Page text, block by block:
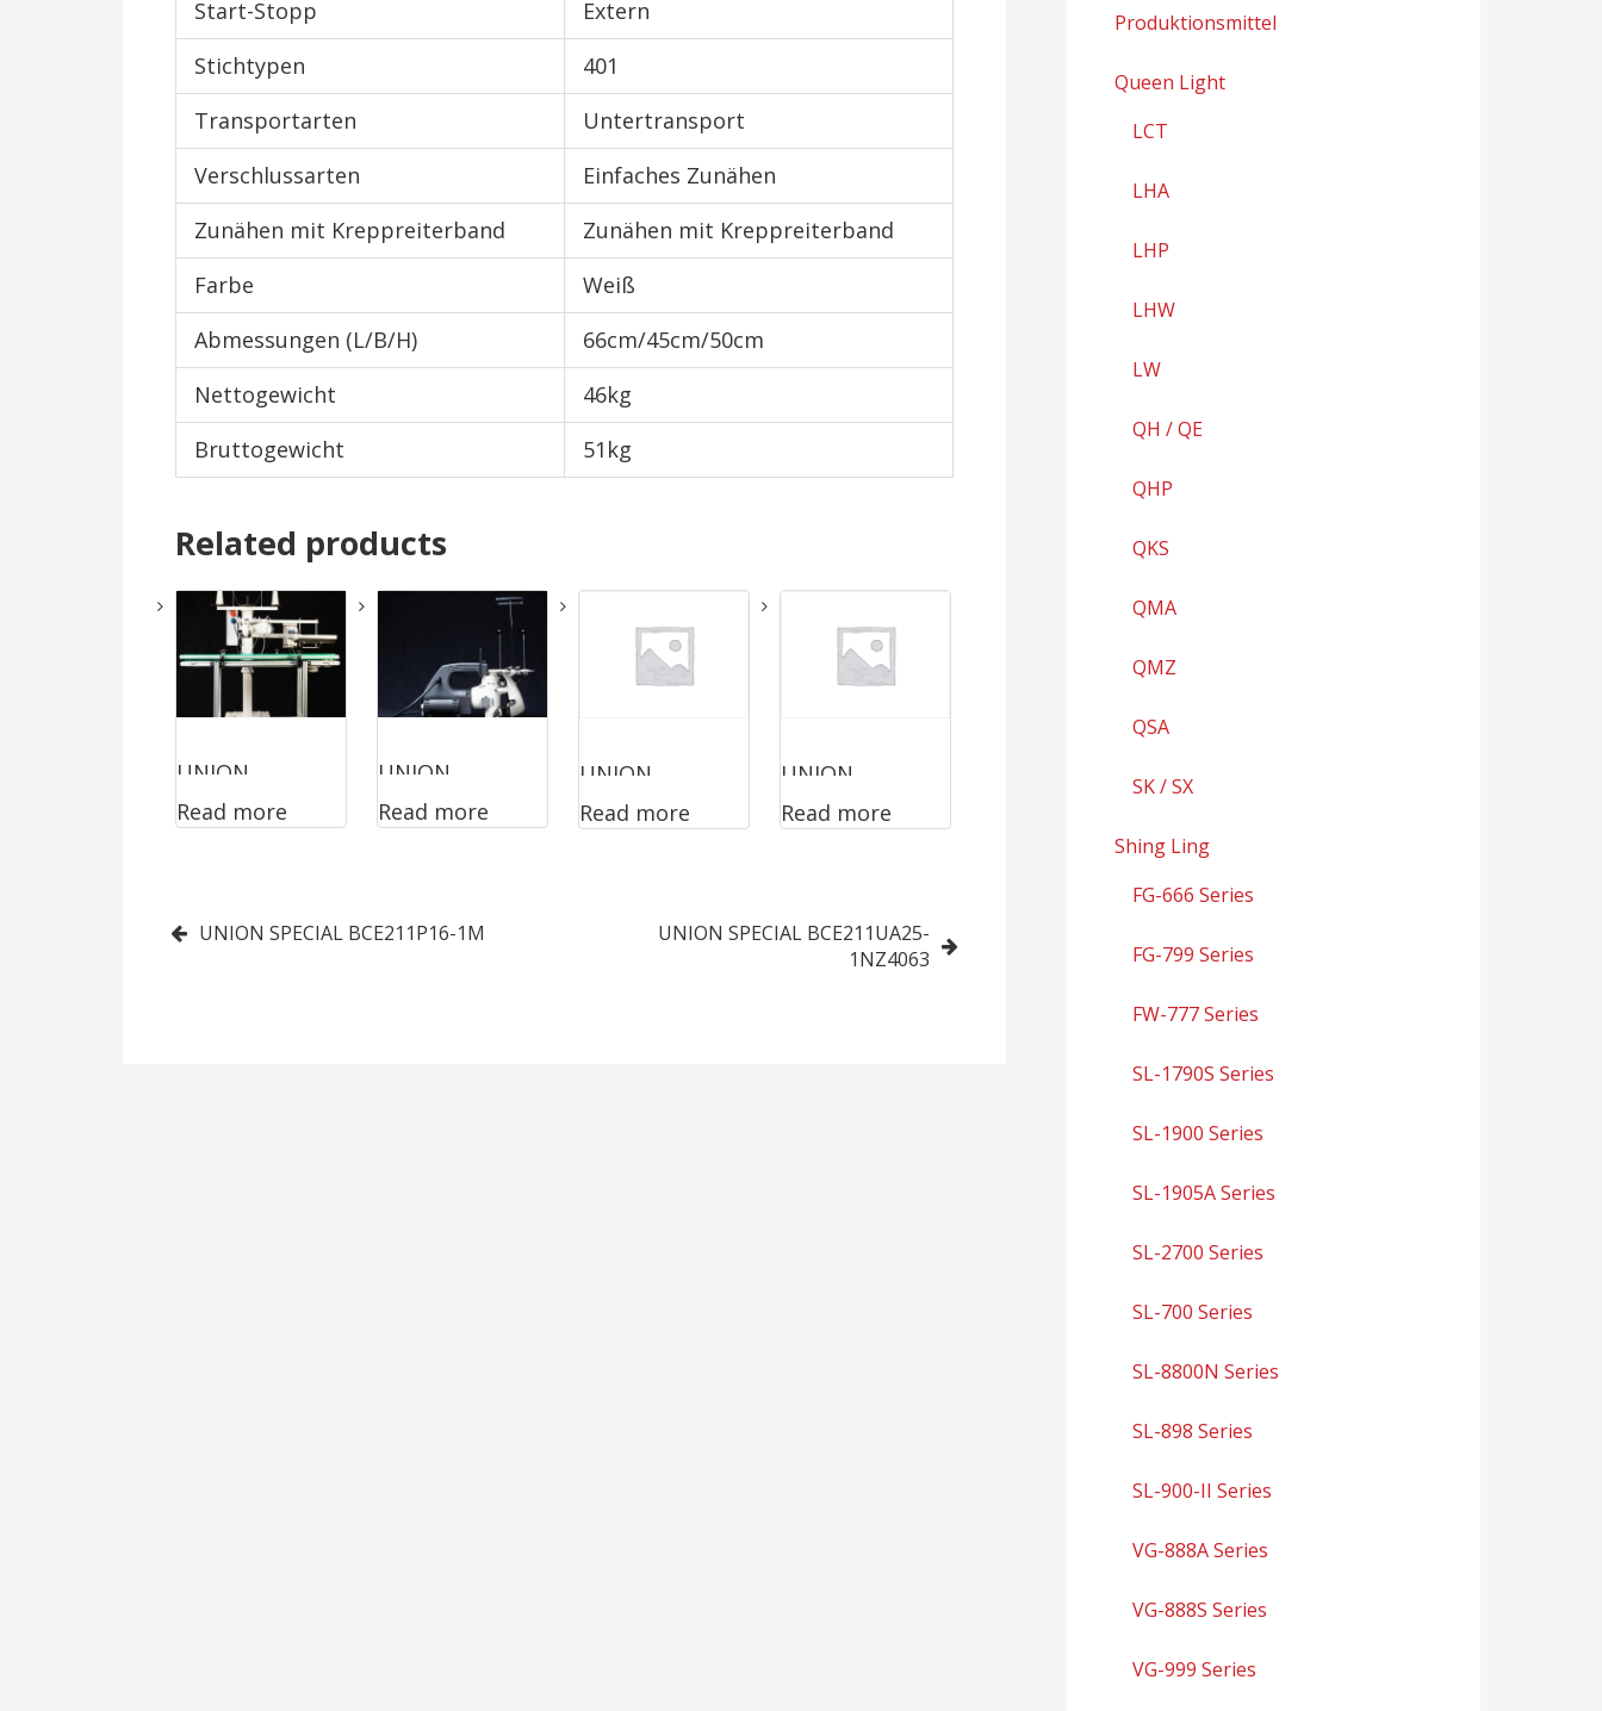
Start-Stopp
Extern
Stichtypen
401
Transportarten
Untertransport
Verschlussarten
Einfaches Zunähen
Zunähen mit Kreppreiterband
Zunähen mit Kreppreiterband
Farbe
Weiß
Abmessungen (L/B/H)
66cm/45cm/50cm
Nettogewicht
46kg
Bruttogewicht
51kg
Related products
UNION
SPECIAL
Read more
UNION
SPECIAL
Read more
UNION
SPECIAL
Read more
UNION
SPECIAL
Read more
Post
UNION SPECIAL BCE211P16-1M
UNION SPECIAL BCE211UA25-
1NZ4063
Produktionsmittel
Queen Light
LCT
LHA
LHP
LHW
LW
QH / QE
QHP
QKS
QMA
QMZ
QSA
SK / SX
Shing Ling
FG-666 Series
FG-799 Series
FW-777 Series
SL-1790S Series
SL-1900 Series
SL-1905A Series
SL-2700 Series
SL-700 Series
SL-8800N Series
SL-898 Series
SL-900-II Series
VG-888A Series
VG-888S Series
VG-999 Series